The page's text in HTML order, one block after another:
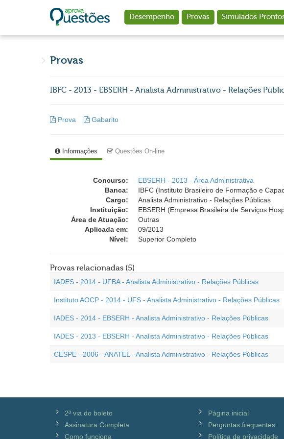
Desempenho Provas Simulados
Provas
IBFC - 2013 - EBSERH - Analista Administrativo - Relações
Prova Gabarito
Informações Questões On-line
Concurso:
EBSERH - 2013 - Área Administrativa
Banca:
IBFC (Instituto Brasileiro de Formação e
Cargo:
Analista Administrativo - Relações Públicas
Instituição:
EBSERH (Empresa Brasileira de Serviços
Área de Atuação:
Outras
Aplicada em:
09/2013
Nível:
Superior Completo
Provas relacionadas (5)
IADES - 2014 - UFBA - Analista Administrativo - Relações Públicas
Instituto AOCP - 2014 - UFS - Analista Administrativo - Relações Públicas
IADES - 2014 - EBSERH - Analista Administrativo - Relações Públicas
IADES - 2013 - EBSERH - Analista Administrativo - Relações Públicas
CESPE - 2006 - ANATEL - Analista Administrativo - Relações Públicas
2ª via do boleto
Assinatura Completa
Como funciona
Página inicial
Perguntas frequentes
Política de privacidade